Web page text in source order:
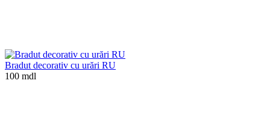
Bradut decorativ cu urări RU
100 mdl